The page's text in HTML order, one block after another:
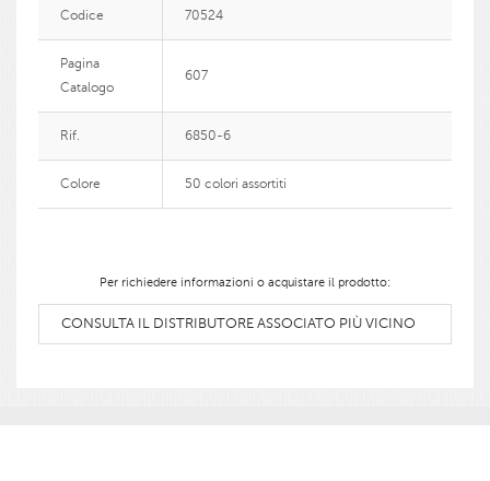
Codice 70524
Pagina
Catalogo
607
Rif. 6850-6
Colore 50 colori assortiti
Per richiedere informazioni o acquistare il prodotto:
CONSULTA IL DISTRIBUTORE ASSOCIATO PIÙ VICINO